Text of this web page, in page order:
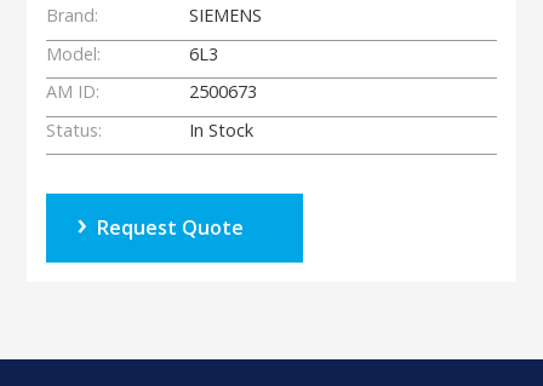
Brand:
SIEMENS
Model:
6L3
AM ID:
2500673
Status:
In Stock
Request Quote